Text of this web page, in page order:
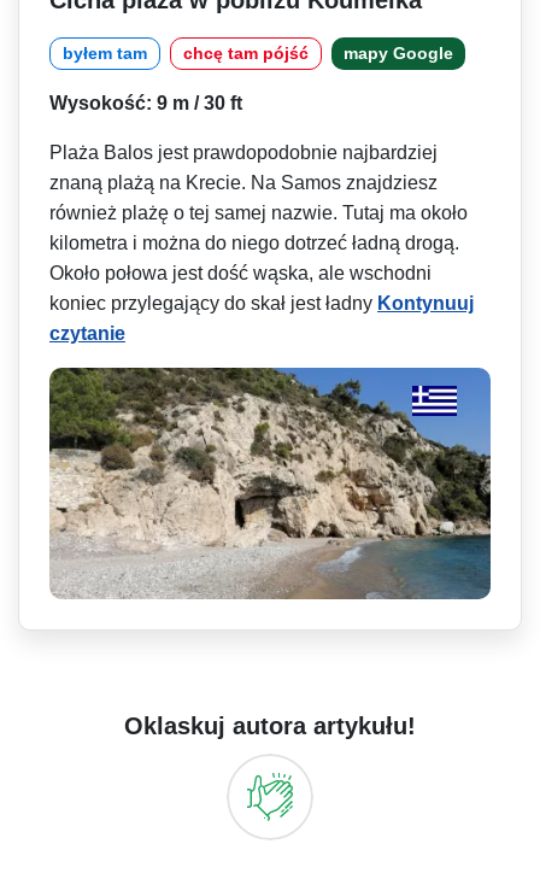
byłem tam chcę tam pójść mapy Google
Wysokość: 9 m / 30 ft
Plaża Balos jest prawdopodobnie najbardziej
znaną plażą na Krecie. Na Samos znajdziesz
również plażę o tej samej nazwie. Tutaj ma około
kilometra i można do niego dotrzeć ładną drogą.
Około połowa jest dość wąska, ale wschodni
koniec przylegający do skał jest ładny Kontynuuj
czytanie
Oklaskuj autora artykułu!